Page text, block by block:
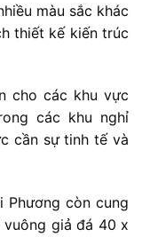
màu sắc khác
thiết kế kiến trúc
cho các khu vực
các khu nghỉ
cần sự tinh tế và
Phương còn cung
vuông giả đá 40 x